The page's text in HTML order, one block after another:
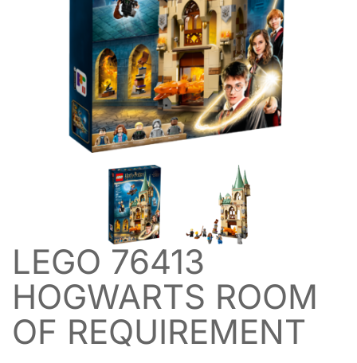
LEGO 76413
HOGWARTS ROOM
OF REQUIREMENT